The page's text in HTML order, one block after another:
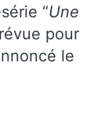
“Une
pour
le